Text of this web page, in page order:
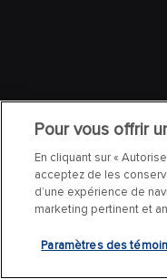
Pour vous offrir
En cliquant sur «
acceptez de les
d’une expérience de
marketing pertinent et
Paramètres des